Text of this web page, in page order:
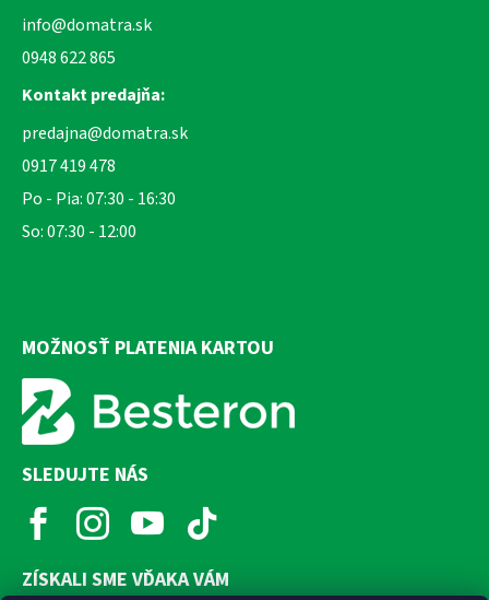
info@domatra.sk
0948 622 865
Kontakt predajňa:
predajna@domatra.sk
0917 419 478
Po - Pia: 07:30 - 16:30
So: 07:30 - 12:00
MOŽNOSŤ PLATENIA KARTOU
SLEDUJTE NÁS
ZÍSKALI SME VĎAKA VÁM